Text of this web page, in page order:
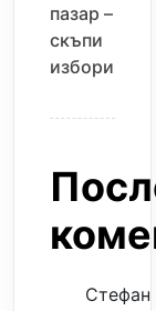
пазар –
скъпи
избори
Стефан